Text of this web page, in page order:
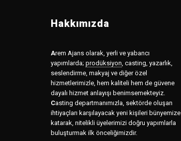
Hakkımızda
Arem Ajans olarak, yerli ve yabancı
yapımlarda; prodüksiyon casting, yazarlık,
seslendirme, makyaj ve diğer özel
hizmetlerimizle, hem kaliteli hem de güvene
dayalı hizmet anlayışı benimsemekteyiz.
Casting departmanımızla, sektörde oluşan
ihtiyaçları karşılayacak yeni kişileri bünyemize
katarak, nitelikli üyelerimizi doğru yapımlarla
buluşturmak ilk önceliğimizdir.